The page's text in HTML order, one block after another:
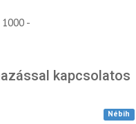
-
kapcsolatos
Nébih